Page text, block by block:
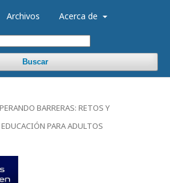
Archivos Acerca de
Buscar
BARRERAS: RETOS Y
PARA ADULTOS